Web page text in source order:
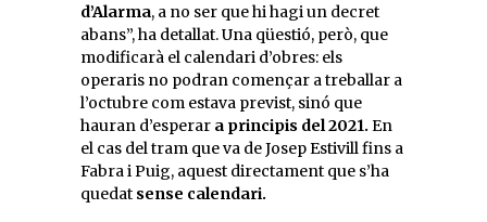
d’Alarma, a no ser que hi hagi un decret
abans”, ha detallat. Una qüestió, però, que
modificarà el calendari d’obres: els
operaris no podran començar a treballar a
l’octubre com estava previst, sinó que
hauran d’esperar a principis del 2021. En
el cas del tram que va de Josep Estivill fins a
Fabra i Puig, aquest directament que s’ha
quedat sense calendari.